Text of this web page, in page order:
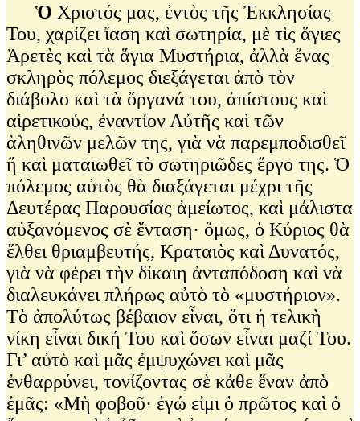
Ὁ Χριστός μας, ἐντὸς τῆς Ἐκκλησίας
Του, χαρίζει ἴαση καὶ σωτηρία, μὲ τὶς ἅγιες
Ἀρετὲς καὶ τὰ ἅγια Μυστήρια, ἀλλὰ ἕνας
σκληρὸς πόλεμος διεξάγεται ἀπὸ τὸν
διάβολο καὶ τὰ ὄργανά του, ἀπίστους καὶ
αἱρετικούς, ἐναντίον Αὐτῆς καὶ τῶν
ἀληθινῶν μελῶν της, γιὰ νὰ παρεμποδισθεῖ
ἤ καὶ ματαιωθεῖ τὸ σωτηριῶδες ἔργο της. Ὁ
πόλεμος αὐτὸς θὰ διαξάγεται μέχρι τῆς
Δευτέρας Παρουσίας ἀμείωτος, καὶ μάλιστα
αὐξανόμενος σὲ ἔνταση· ὅμως, ὁ Κύριος θὰ
ἔλθει θριαμβευτής, Κραταιὸς καὶ Δυνατός,
γιὰ νὰ φέρει τὴν δίκαιη ἀνταπόδοση καὶ νὰ
διαλευκάνει πλήρως αὐτὸ τὸ «μυστήριον».
Τὸ ἀπολύτως βέβαιον εἶναι, ὅτι ἡ τελικὴ
νίκη εἶναι δική Του καὶ ὅσων εἶναι μαζί Του.
Γι’ αὐτὸ καὶ μᾶς ἐμψυχώνει καὶ μᾶς
ἐνθαρρύνει, τονίζοντας σὲ κάθε ἕναν ἀπὸ
ἐμᾶς: «Μὴ φοβοῦ· ἐγώ εἰμι ὁ πρῶτος καὶ ὁ